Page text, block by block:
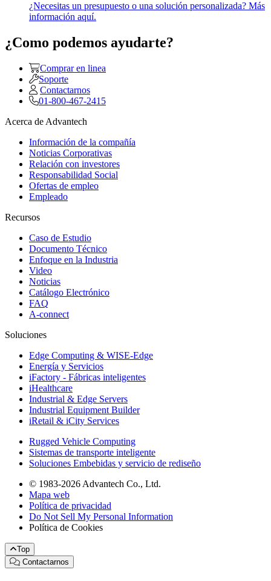
¿Necesitas un presupuesto o una solución personalizada? Más
información aquí.
¿Como podemos ayudarte?
Comprar en linea
Soporte
Contactarnos
01-800-467-2415
Acerca de Advantech
Información de la compañía
Noticias Corporativas
Relación con investores
Responsabilidad Social
Ofertas de empleo
Empleado
Recursos
Caso de Estudio
Documento Técnico
Enfoque en la Industria
Video
Noticias
Catálogo Electrónico
FAQ
A-connect
Soluciones
Edge Computing & WISE-Edge
Energía y Servicios
iFactory - Fábricas inteligentes
iHealthcare
Industrial & Edge Servers
Industrial Equipment Builder
iRetail & iCity Services
Rugged Vehicle Computing
Sistemas de transporte inteligente
Soluciones Embebidas y servicio de rediseño
© 1983-2026 Advantech Co., Ltd.
Mapa web
Política de privacidad
Do Not Sell My Personal Information
Política de Cookies
Top
Contactarnos